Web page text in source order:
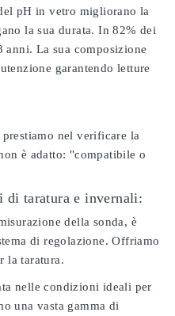
pH in vetro migliorano la
la sua durata. In 82% dei
anni. La sua composizione
garantendo letture
nel verificare la
è adatto: "compatibile o
di taratura e invernali:
della sonda, è
di regolazione. Offriamo
la taratura.
nelle condizioni ideali per
una vasta gamma di